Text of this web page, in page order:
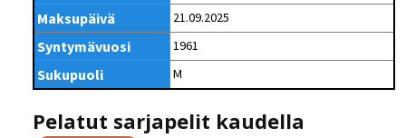
Maksupäivä 21.09.2025
Syntymävuosi 1961
Sukupuoli M
Pelatut sarjapelit kaudella